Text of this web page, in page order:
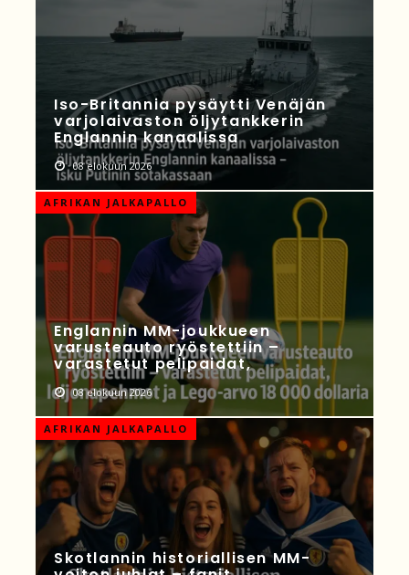
Iso-Britannia pysäytti Venäjän
varjolaivaston öljytankkerin
Englannin kanaalissa
08 elokuun 2026
AFRIKAN JALKAPALLO
Englannin MM-joukkueen
varusteauto ryöstettiin –
varastetut pelipaidat,
08 elokuun 2026
AFRIKAN JALKAPALLO
Skotlannin historiallisen MM-